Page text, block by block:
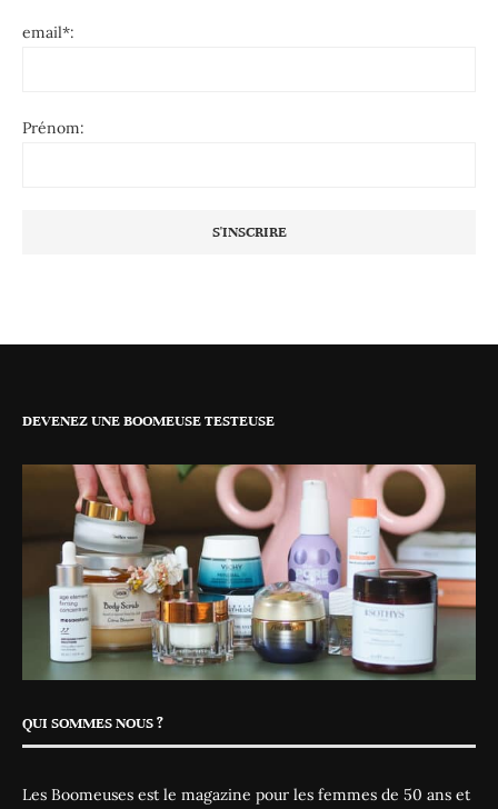
email*:
Prénom:
DEVENEZ UNE BOOMEUSE TESTEUSE
QUI SOMMES NOUS ?
Les Boomeuses est le magazine pour les femmes de 50 ans et